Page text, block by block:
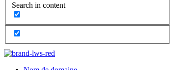
Search in content